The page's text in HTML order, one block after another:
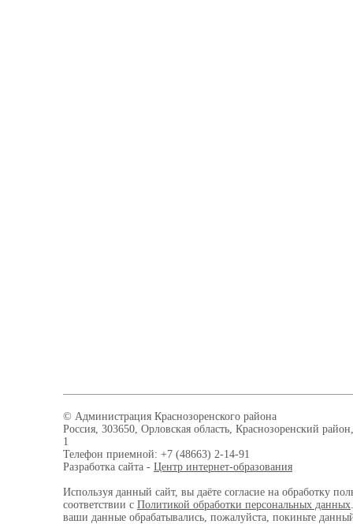
© Администрация Краснозоренского района
Россия, 303650, Орловская область, Краснозоренский
1
Телефон приемной: +7 (48663) 2-14-91
Разработка сайта - Центр интернет-образования
Используя данный сайт, вы даёте согласие на обработку
соответствии с Политикой обработки персональных данных
ваши данные обрабатывались, пожалуйста, покиньте